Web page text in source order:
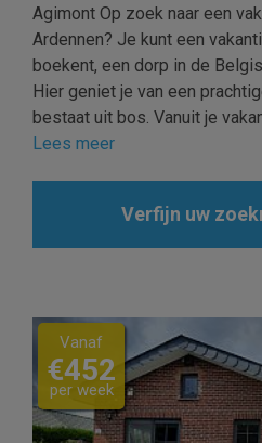
Agimont Op zoek naar een
Ardennen? Je kunt een
boekent, een dorp in de
Hier geniet je van een
bestaat uit bos. Vanuit je
Lees meer
Verfijn uw
Previous
Vanaf
€452
per week